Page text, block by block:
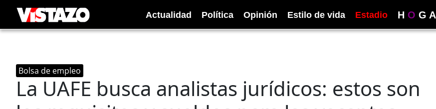
Actualidad Política Opinión Estilo de vida Estadio H O G A
Bolsa de empleo
La UAFE busca analistas jurídicos: estos son